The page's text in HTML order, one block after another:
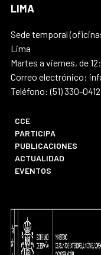
LIMA
Sede temporal
Lima
Martes a viernes, de
Correo electrónico:
Teléfono: (51) 330-0412
CCE
PARTICIPA
PUBLICACIONES
ACTUALIDAD
EVENTOS